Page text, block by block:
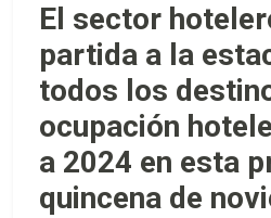
El sector
partida a la
todos los
ocupación
a 2024 en esta
quincena de